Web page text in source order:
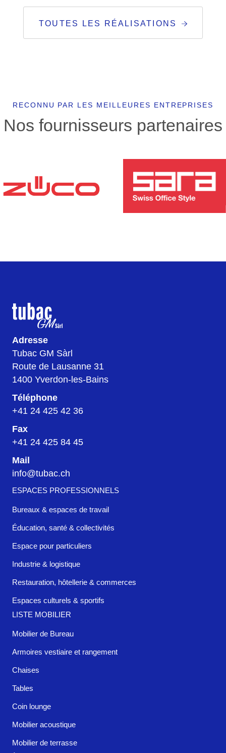
TOUTES LES RÉALISATIONS
RECONNU PAR LES MEILLEURES ENTREPRISES
Nos fournisseurs partenaires
Adresse
Tubac GM Sàrl
Route de Lausanne 31
1400 Yverdon-les-Bains
Téléphone
+41 24 425 42 36
Fax
+41 24 425 84 45
Mail
info@tubac.ch
ESPACES PROFESSIONNELS
Bureaux & espaces de travail
Éducation, santé & collectivités
Espace pour particuliers
Industrie & logistique
Restauration, hôtellerie & commerces
Espaces culturels & sportifs
LISTE MOBILIER
Mobilier de Bureau
Armoires vestiaire et rangement
Chaises
Tables
Coin lounge
Mobilier acoustique
Mobilier de terrasse